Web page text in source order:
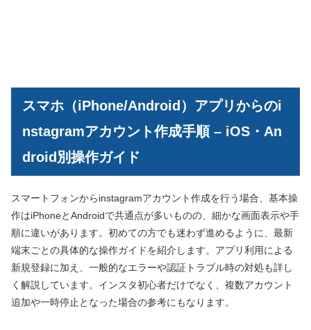
スマホ（iPhone/Android）アプリからのi
nstagramアカウント作成手順 – iOS・An
droid別操作ガイド
スマートフォンからinstagramアカウント作成を行う場合、基本操
作はiPhoneとAndroidで共通点が多いものの、細かな画面表示や手
順に違いがあります。初めての方でも迷わず進めるように、最新
端末ごとの具体的な操作ガイドを紹介します。アプリ利用による
新規登録に加え、一般的なエラーや認証トラブル時の対処も詳し
く解説しています。インスタ初心者だけでなく、複数アカウント
追加や一時停止となった場合の参考にもなります。